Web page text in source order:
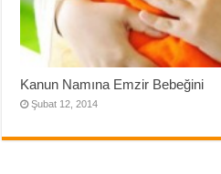
Kanun Namına Emzir Bebeğini
Şubat 12, 2014